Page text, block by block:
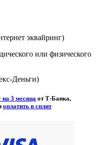
эквайринг)
или физического
Деньги)
на 3 месяца от Т-Банка,
оплатить в сплит